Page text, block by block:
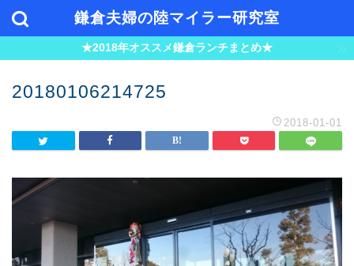
鎌倉夫婦の陸マイラー研究室
★2018年オススメ鎌倉ランチまとめ★
20180106214725
2018-01-01